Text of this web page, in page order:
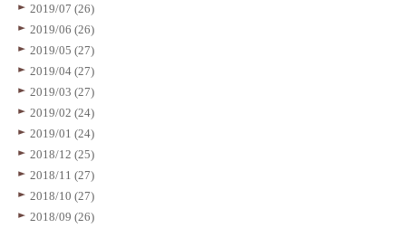
2019/07 (26)
2019/06 (26)
2019/05 (27)
2019/04 (27)
2019/03 (27)
2019/02 (24)
2019/01 (24)
2018/12 (25)
2018/11 (27)
2018/10 (27)
2018/09 (26)